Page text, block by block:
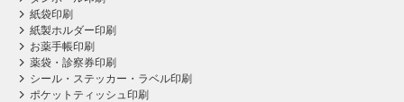
紙袋印刷
紙製ホルダー印刷
お薬手帳印刷
薬袋・診察券印刷
シール・ステッカー・ラベル印刷
ポケットティッシュ印刷